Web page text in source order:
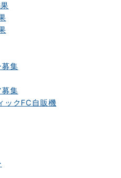
集
集
ックFC自販機